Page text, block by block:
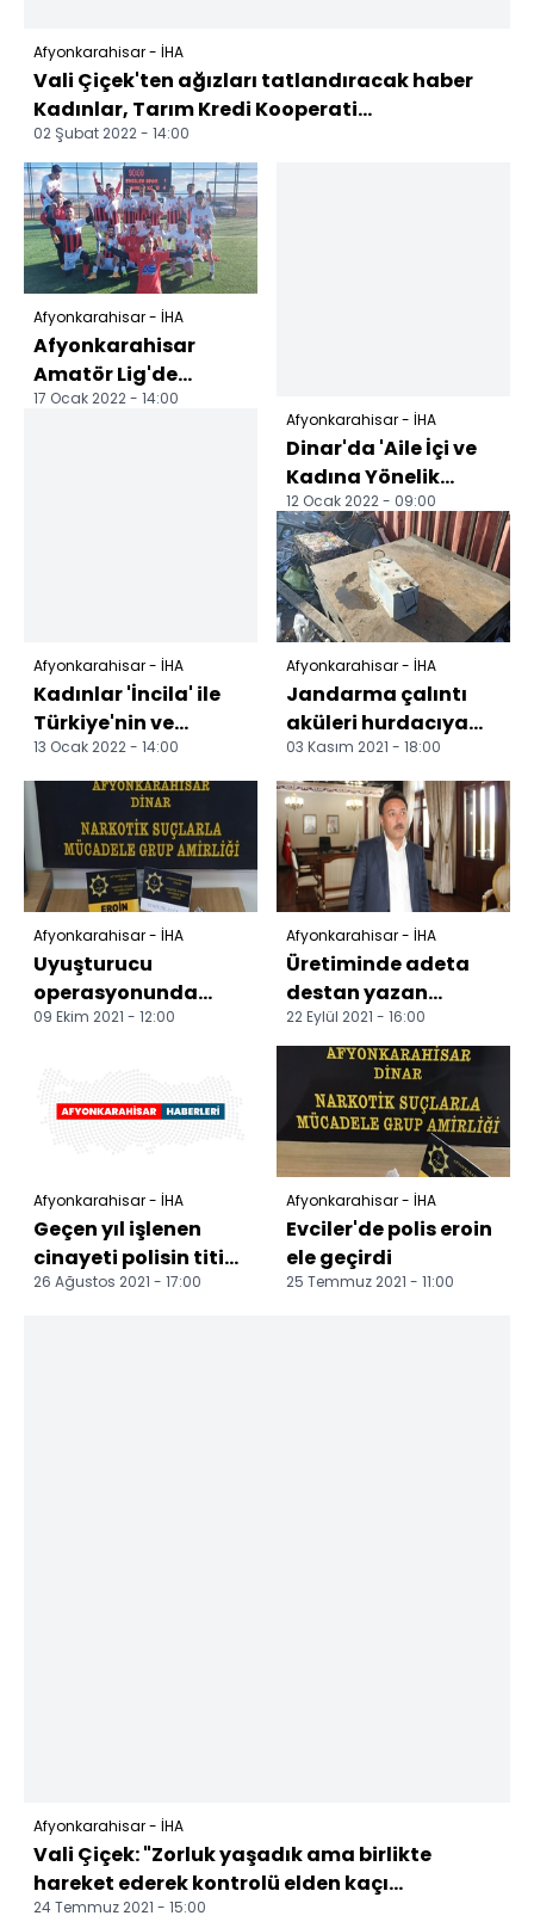
Afyonkarahisar - İHA
Vali Çiçek'ten ağızları tatlandıracak haber
Kadınlar, Tarım Kredi Kooperati...
02 Şubat 2022 - 14:00
Afyonkarahisar - İHA
Afyonkarahisar
Amatör Lig'de
kıyasıya mücadele
17 Ocak 2022 - 14:00
Afyonkarahisar - İHA
Kadınlar 'İncila' ile
Türkiye'nin ve
dünyanın ağzını
tatlandıracak
Kadınlar...
13 Ocak 2022 - 14:00
Afyonkarahisar - İHA
Dinar'da 'Aile İçi ve
Kadına Yönelik
Şiddetle Mücadele'
semineri
12 Ocak 2022 - 09:00
Afyonkarahisar - İHA
Jandarma çalıntı
aküleri hurdacıya
satılmak üzereyken
ele geçirdi Çaldığı
a...
03 Kasım 2021 - 18:00
Afyonkarahisar - İHA
Uyuşturucu
operasyonunda
yakalanan 2 kişiden
09 Ekim 2021 - 12:00
Afyonkarahisar - İHA
Üretiminde adeta
destan yazan
kadınların hedefini
Vali Çiçek yükseltti
22 Eylül 2021 - 16:00
Afyonkarahisar - İHA
Geçen yıl işlenen
cinayeti polisin titiz
çalışması çözdü
26 Ağustos 2021 - 17:00
Afyonkarahisar - İHA
Evciler'de polis eroin
ele geçirdi
25 Temmuz 2021 - 11:00
Afyonkarahisar - İHA
Vali Çiçek: "Zorluk yaşadık ama birlikte
hareket ederek kontrolü elden kaçı...
24 Temmuz 2021 - 15:00